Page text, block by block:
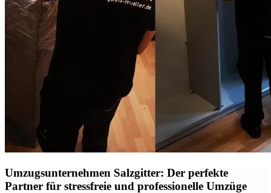
Umzugsunternehmen Salzgitter: Der perfekte
Partner für stressfreie und professionelle Umzüge